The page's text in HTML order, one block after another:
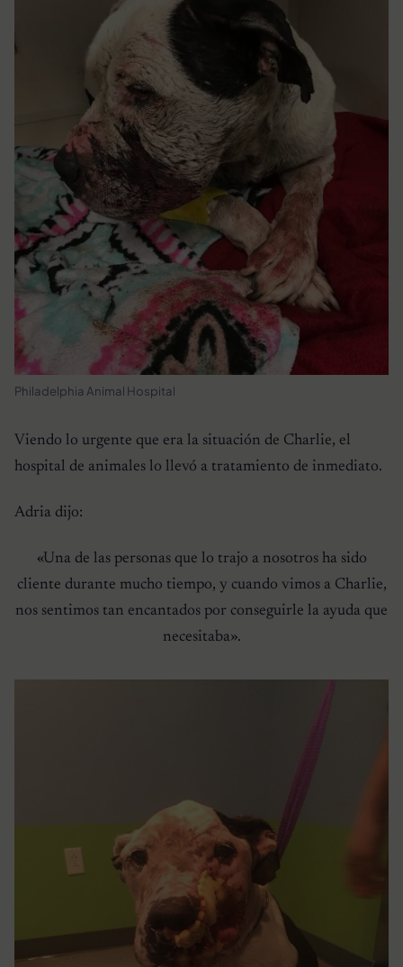
Philadelphia Animal Hospital
Viendo lo urgente que era la situación de Charlie, el
hospital de animales lo llevó a tratamiento de inmediato.
Adria dijo:
«Una de las personas que lo trajo a nosotros ha sido
cliente durante mucho tiempo, y cuando vimos a Charlie,
nos sentimos tan encantados por conseguirle la ayuda que
necesitaba».